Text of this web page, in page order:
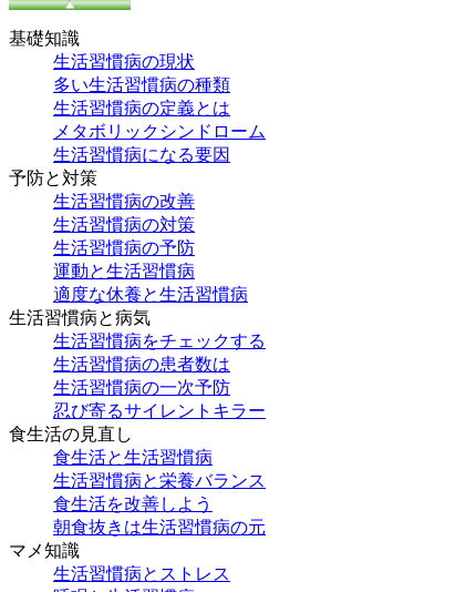
基礎知識
生活習慣病の現状
多い生活習慣病の種類
生活習慣病の定義とは
メタボリックシンドローム
生活習慣病になる要因
予防と対策
生活習慣病の改善
生活習慣病の対策
生活習慣病の予防
運動と生活習慣病
適度な休養と生活習慣病
生活習慣病と病気
生活習慣病をチェックする
生活習慣病の患者数は
生活習慣病の一次予防
忍び寄るサイレントキラー
食生活の見直し
食生活と生活習慣病
生活習慣病と栄養バランス
食生活を改善しよう
朝食抜きは生活習慣病の元
マメ知識
生活習慣病とストレス